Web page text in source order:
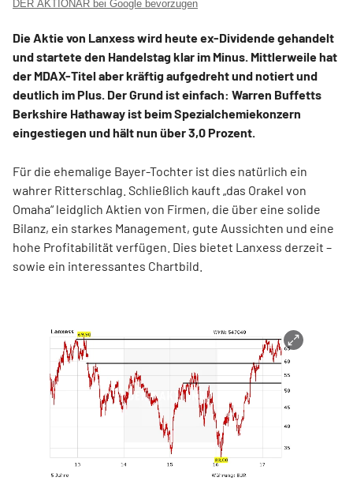
DER AKTIONÄR bei Google bevorzugen
Die Aktie von Lanxess wird heute ex-Dividende gehandelt
und startete den Handelstag klar im Minus. Mittlerweile hat
der MDAX-Titel aber kräftig aufgedreht und notiert und
deutlich im Plus. Der Grund ist einfach: Warren Buffetts
Berkshire Hathaway ist beim Spezialchemiekonzern
eingestiegen und hält nun über 3,0 Prozent.
Für die ehemalige Bayer-Tochter ist dies natürlich ein
wahrer Ritterschlag. Schließlich kauft „das Orakel von
Omaha“ leidglich Aktien von Firmen, die über eine solide
Bilanz, ein starkes Management, gute Aussichten und eine
hohe Profitabilität verfügen. Dies bietet Lanxess derzeit –
sowie ein interessantes Chartbild.